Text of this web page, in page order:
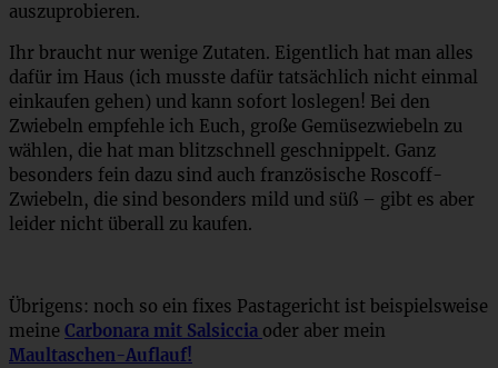
auszuprobieren.
Ihr braucht nur wenige Zutaten. Eigentlich hat man alles
dafür im Haus (ich musste dafür tatsächlich nicht einmal
einkaufen gehen) und kann sofort loslegen! Bei den
Zwiebeln empfehle ich Euch, große Gemüsezwiebeln zu
wählen, die hat man blitzschnell geschnippelt. Ganz
besonders fein dazu sind auch französische Roscoff-
Zwiebeln, die sind besonders mild und süß – gibt es aber
leider nicht überall zu kaufen.
Übrigens: noch so ein fixes Pastagericht ist beispielsweise
meine Carbonara mit Salsiccia oder aber mein
Maultaschen-Auflauf!